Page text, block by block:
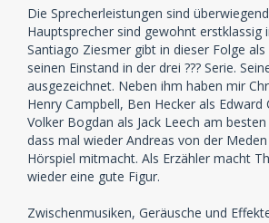
Die Sprecherleistungen sind
Hauptsprecher sind gewohnt erstklassig
Santiago Ziesmer gibt in dieser Folge
seinen Einstand in der drei ??? Serie.
ausgezeichnet. Neben ihm haben mir
Henry Campbell, Ben Hecker als Edward
Volker Bogdan als Jack Leech am
dass mal wieder Andreas von der Meden
Hörspiel mitmacht. Als Erzähler macht
wieder eine gute Figur.
Zwischenmusiken, Geräusche und